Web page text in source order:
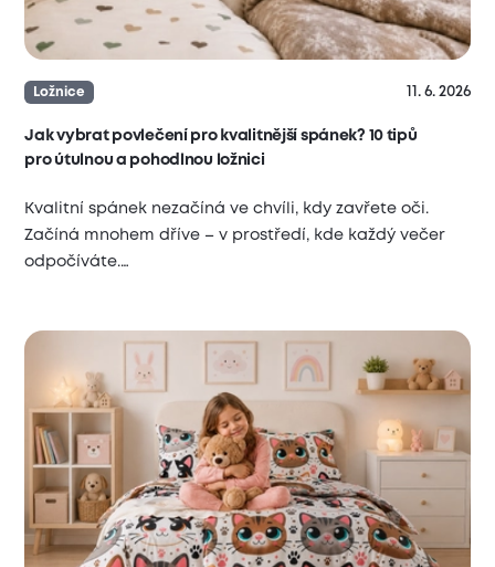
Ložnice 11. 6. 2026
Jak vybrat povlečení pro kvalitnější spánek? 10 tipů
pro útulnou a pohodlnou ložnici
Kvalitní spánek nezačíná ve chvíli, kdy zavřete oči.
Začíná mnohem dříve – v prostředí, kde každý večer
odpočíváte.…